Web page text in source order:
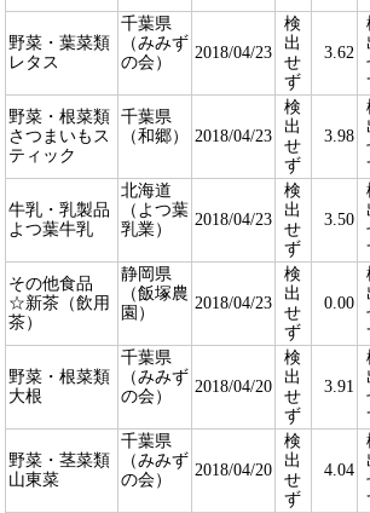
野菜・葉菜類
レタス
千葉県
（みみず
の会）
2018/04/23
検
出
せ
ず
3.62
野菜・根菜類
さつまいもス
ティック
千葉県
（和郷）
2018/04/23
検
出
せ
ず
3.98
牛乳・乳製品
よつ葉牛乳
北海道
（よつ葉
乳業）
2018/04/23
検
出
せ
ず
3.50
その他食品
☆新茶（飲用
茶）
静岡県
（飯塚農
園）
2018/04/23
検
出
せ
ず
0.00
野菜・根菜類
大根
千葉県
（みみず
の会）
2018/04/20
検
出
せ
ず
3.91
野菜・茎菜類
山東菜
千葉県
（みみず
の会）
2018/04/20
検
出
せ
ず
4.04